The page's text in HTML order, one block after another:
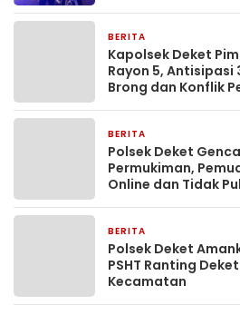
BERITA
Kapolsek Deket
Rayon 5,
Brong dan Konflik
BERITA
Polsek Deket
Permukiman,
Online dan Tidak
BERITA
Polsek Deket
PSHT Ranting
Kecamatan